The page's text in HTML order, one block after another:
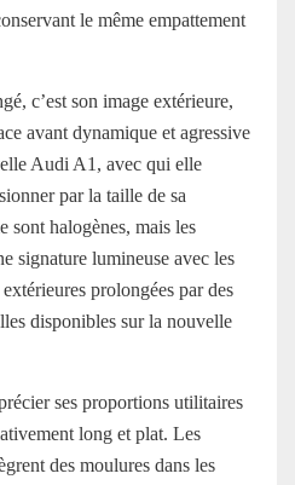
le même empattement
c’est son image extérieure,
avant dynamique et agressive
Audi A1, avec qui elle
par la taille de sa
sont halogènes, mais les
signature lumineuse avec les
prolongées par des
disponibles sur la nouvelle
ses proportions utilitaires
long et plat. Les
des moulures dans les